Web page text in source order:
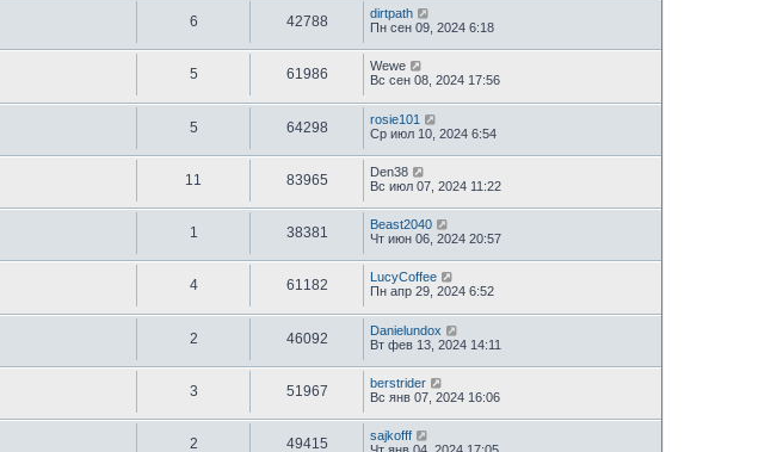
6 42788
dirtpath
Пн сен 09, 2024 6:18
5 61986
Wewe
Вс сен 08, 2024 17:56
5 64298
rosie101
Ср июл 10, 2024 6:54
11 83965
Den38
Вс июл 07, 2024 11:22
1 38381
Beast2040
Чт июн 06, 2024 20:57
4 61182
LucyCoffee
Пн апр 29, 2024 6:52
2 46092
Danielundox
Вт фев 13, 2024 14:11
3 51967
berstrider
Вс янв 07, 2024 16:06
2 49415
sajkofff